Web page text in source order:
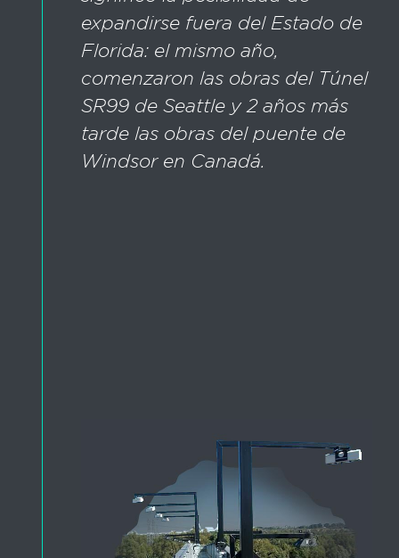
expandirse fuera del Estado de
Florida: el mismo año,
comenzaron las obras del Túnel
SR99 de Seattle y 2 años más
tarde las obras del puente de
Windsor en Canadá.